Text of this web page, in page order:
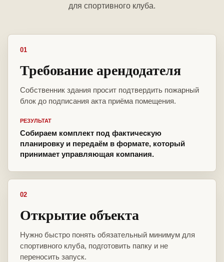
для спортивного клуба.
01
Требование арендодателя
Собственник здания просит подтвердить пожарный
блок до подписания акта приёма помещения.
РЕЗУЛЬТАТ
Собираем комплект под фактическую
планировку и передаём в формате, который
принимает управляющая компания.
02
Открытие объекта
Нужно быстро понять обязательный минимум для
спортивного клуба, подготовить папку и не
переносить запуск.